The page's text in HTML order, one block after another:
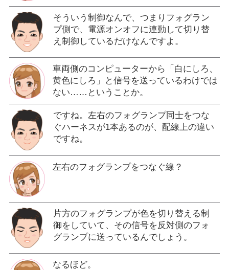
そういう制御なんで、つまりフォグラン
プ側で、電源オンオフに連動して切り替
え制御しているだけなんですよ。
車両側のコンピューターから「白にしろ、
黄色にしろ」と信号を送っているわけでは
ない……ということか。
ですね。左右のフォグランプ同士をつな
ぐハーネスが1本あるのが、配線上の違い
ですね。
左右のフォグランプをつなぐ線？
片方のフォグランプが色を切り替える制
御をしていて、その信号を反対側のフォ
グランプに送っているんでしょう。
なるほど。